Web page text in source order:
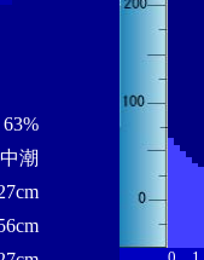
63%
中潮